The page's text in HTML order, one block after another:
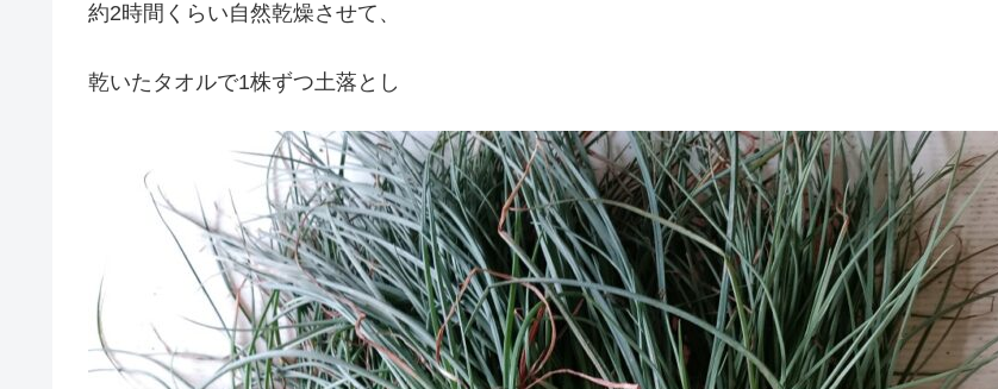
約2時間くらい自然乾燥させて、
乾いたタオルで1株ずつ土落とし